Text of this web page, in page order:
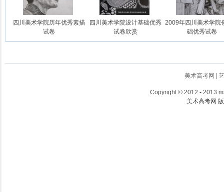
四川美术学院历年优秀素描
试卷
四川美术学院设计基础优秀
试卷欣赏
2009年四川美术学院
础优秀试卷
美术高考网
Copyright©2012 - 2013
美术高考网